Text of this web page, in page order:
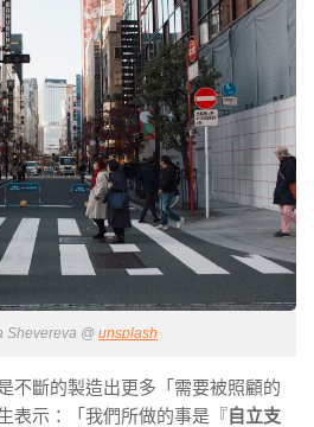
Shevereva @ unsplash
不斷的製造出更多「需要被照顧的
表示：「我們所做的事是『自立支